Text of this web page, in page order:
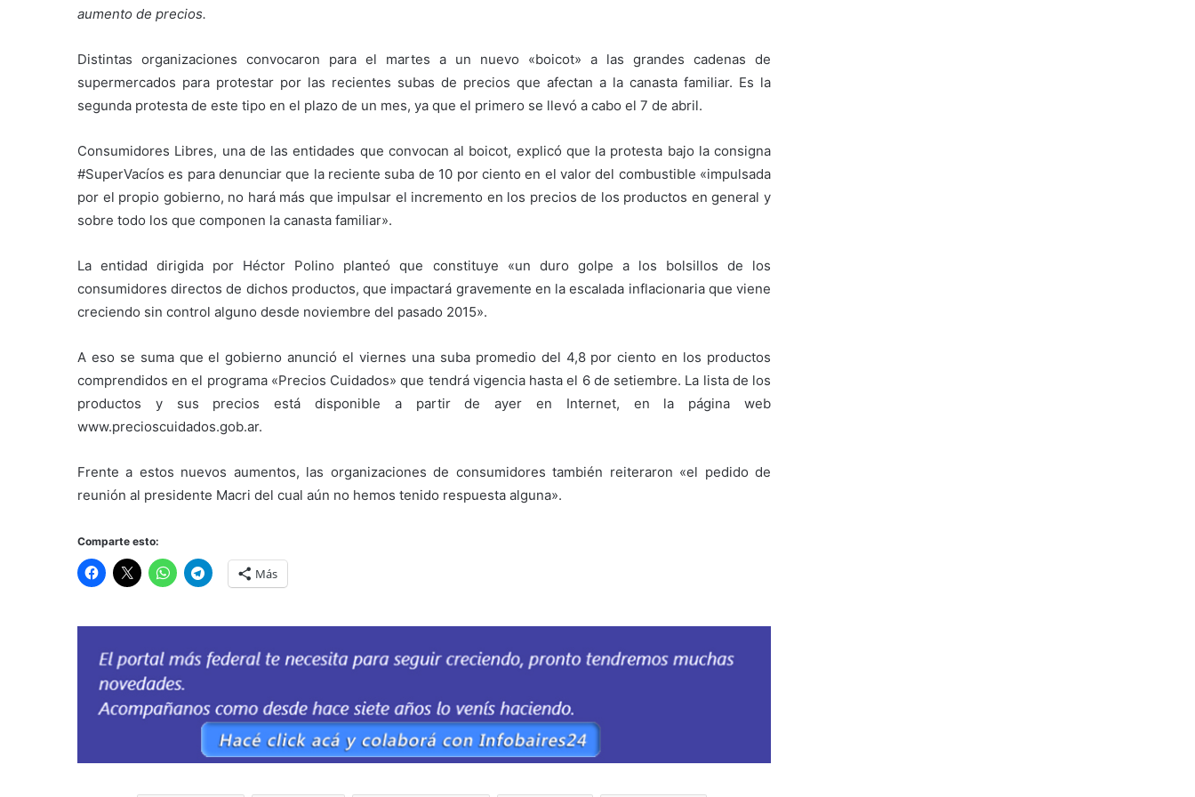
aumento de precios.
Distintas organizaciones convocaron para el martes a un nuevo «boicot» a las grandes cadenas de
supermercados para protestar por las recientes subas de precios que afectan a la canasta familiar. Es la
segunda protesta de este tipo en el plazo de un mes, ya que el primero se llevó a cabo el 7 de abril.
Consumidores Libres, una de las entidades que convocan al boicot, explicó que la protesta bajo la consigna
#SuperVacíos es para denunciar que la reciente suba de 10 por ciento en el valor del combustible «impulsada
por el propio gobierno, no hará más que impulsar el incremento en los precios de los productos en general y
sobre todo los que componen la canasta familiar».
La entidad dirigida por Héctor Polino planteó que constituye «un duro golpe a los bolsillos de los
consumidores directos de dichos productos, que impactará gravemente en la escalada inflacionaria que viene
creciendo sin control alguno desde noviembre del pasado 2015».
A eso se suma que el gobierno anunció el viernes una suba promedio del 4,8 por ciento en los productos
comprendidos en el programa «Precios Cuidados» que tendrá vigencia hasta el 6 de setiembre. La lista de los
productos y sus precios está disponible a partir de ayer en Internet, en la página web
www.precioscuidados.gob.ar.
Frente a estos nuevos aumentos, las organizaciones de consumidores también reiteraron «el pedido de
reunión al presidente Macri del cual aún no hemos tenido respuesta alguna».
Comparte esto:
Más